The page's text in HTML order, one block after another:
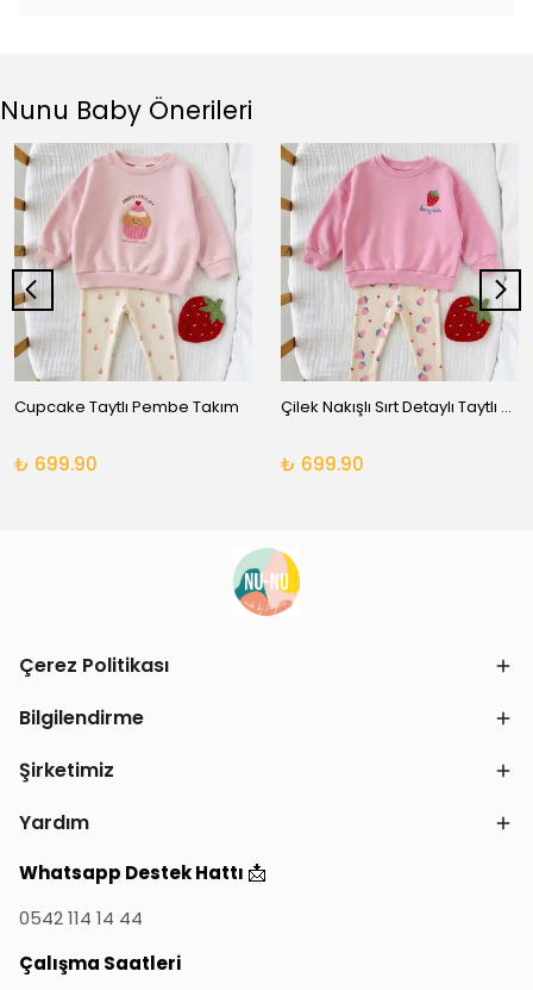
Nunu Baby Önerileri
Cupcake Taytlı Pembe Takım
₺ 699.90
Çilek Nakışlı Sırt Detaylı Taytlı Takım
₺ 699.90
Çerez Politikası
Bilgilendirme
Şirketimiz
Yardım
Whatsapp Destek Hattı 📩
0542 114 14 44
Çalışma Saatleri